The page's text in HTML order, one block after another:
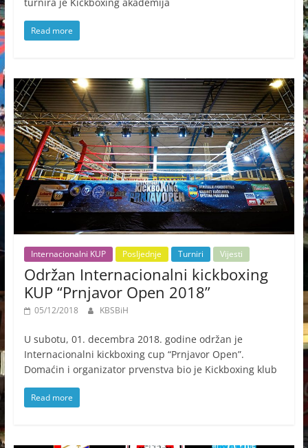
Read more
Internacionalni KUP Posljednje Turniri Vijesti
Održan Internacionalni kickboxing
KUP “Prnjavor Open 2018”
05/12/2018 KBSBiH
U subotu, 01. decembra 2018. godine održan je
Internacionalni kickboxing cup “Prnjavor Open”.
Domaćin i organizator prvenstva bio je Kickboxing klub
Read more